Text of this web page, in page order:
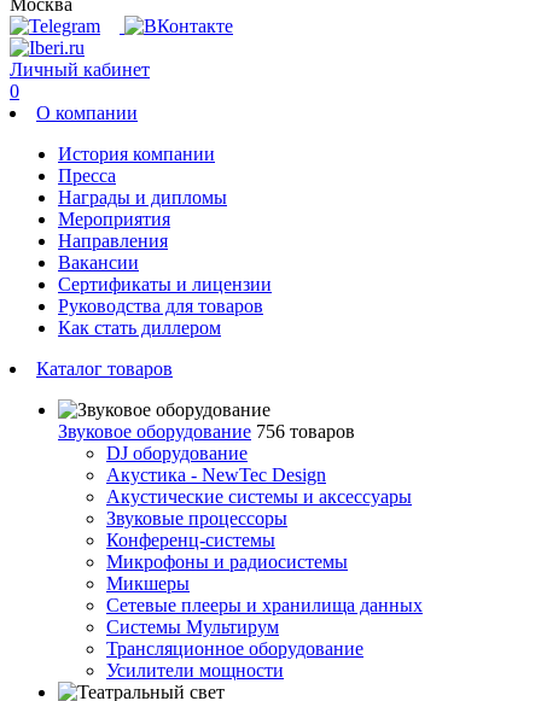
Личный кабинет
0
О компании
История компании
Пресса
Награды и дипломы
Мероприятия
Направления
Вакансии
Сертификаты и лицензии
Руководства для товаров
Как стать диллером
Каталог товаров
Звуковое оборудование 756 товаров
DJ оборудование
Акустика - NewTec Design
Акустические системы и аксессуары
Звуковые процессоры
Конференц-системы
Микрофоны и радиосистемы
Микшеры
Сетевые плееры и хранилища данных
Системы Мультирум
Трансляционное оборудование
Усилители мощности